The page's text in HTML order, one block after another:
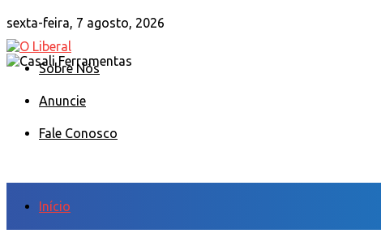
sexta-feira, 7 agosto, 2026
Sobre Nós
Anuncie
Fale Conosco
Início